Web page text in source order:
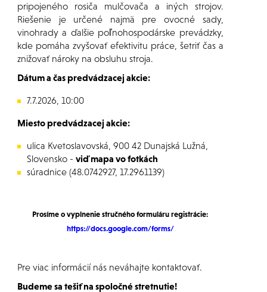
pripojeného rosiča mulčovača a iných strojov.
Riešenie je určené najmä pre ovocné sady,
vinohrady a ďalšie poľnohospodárske prevádzky,
kde pomáha zvyšovať efektivitu práce, šetriť čas a
znižovať nároky na obsluhu stroja.
Dátum a čas predvádzacej akcie:
7.7.2026, 10:00
Miesto predvádzacej akcie:
ulica Kvetoslavovská, 900 42 Dunajská Lužná,
Slovensko - viď mapa vo fotkách
súradnice (48.0742927, 17.2961139)
Prosíme o vyplnenie stručného formuláru registrácie:
https://docs.google.com/forms/
Pre viac informácií nás neváhajte kontaktovať.
Budeme sa tešiť na spoločné stretnutie!